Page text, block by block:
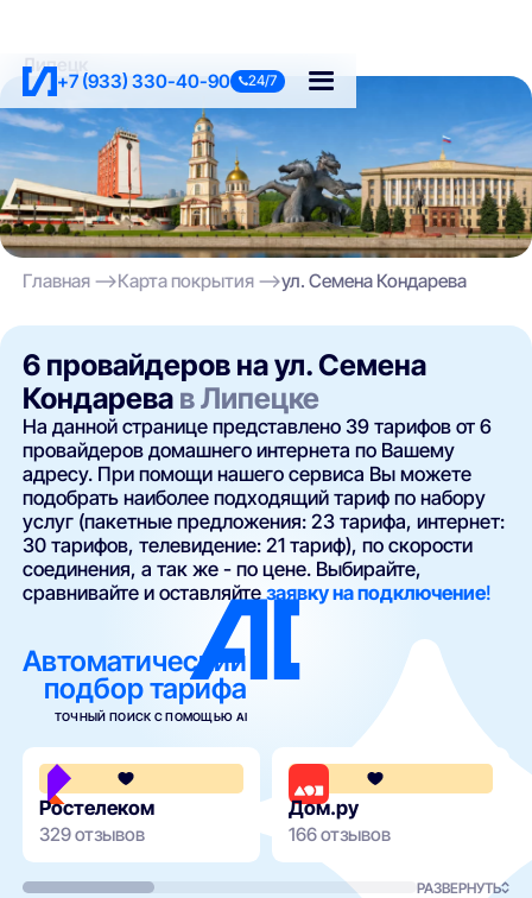
+7 (933) 330-40-90 24/7
Липецк
Главная Карта покрытия ул. Семена Кондарева
6 провайдеров на ул. Семена
Кондарева в Липецке
На данной странице представлено 39 тарифов от 6
провайдеров домашнего интернета по Вашему
адресу. При помощи нашего сервиса Вы можете
подобрать наиболее подходящий тариф по набору
услуг (пакетные предложения: 23 тарифа, интернет:
30 тарифов, телевидение: 21 тариф), по скорости
соединения, а так же - по цене. Выбирайте,
сравнивайте и оставляйтезаявку на подключение!
Автоматический
подбор тарифа
ТОЧНЫЙ ПОИСК С ПОМОЩЬЮ AI
3.8
Ростелеком
329 отзывов
Дом.ру
166 отзывов
РАЗВЕРНУТЬ